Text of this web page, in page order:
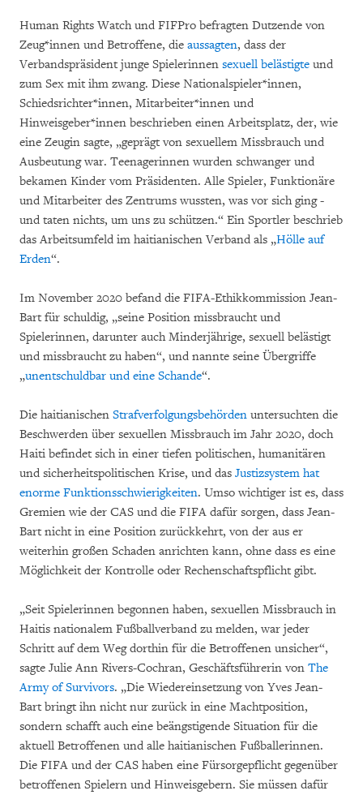
Human Rights Watch und FIFPro befragten Dutzende von
Zeug*innen und Betroffene, die aussagten, dass der
Verbandspräsident junge Spielerinnen sexuell belästigte und
zum Sex mit ihm zwang. Diese Nationalspieler*innen,
Schiedsrichter*innen, Mitarbeiter*innen und
Hinweisgeber*innen beschrieben einen Arbeitsplatz, der, wie
eine Zeugin sagte, „geprägt von sexuellem Missbrauch und
Ausbeutung war. Teenagerinnen wurden schwanger und
bekamen Kinder vom Präsidenten. Alle Spieler, Funktionäre
und Mitarbeiter des Zentrums wussten, was vor sich ging -
und taten nichts, um uns zu schützen.“ Ein Sportler beschrieb
das Arbeitsumfeld im haitianischen Verband als „Hölle auf
Erden“.
Im November 2020 befand die FIFA-Ethikkommission Jean-
Bart für schuldig, „seine Position missbraucht und
Spielerinnen, darunter auch Minderjährige, sexuell belästigt
und missbraucht zu haben“, und nannte seine Übergriffe
„unentschuldbar und eine Schande“.
Die haitianischen Strafverfolgungsbehörden untersuchten die
Beschwerden über sexuellen Missbrauch im Jahr 2020, doch
Haiti befindet sich in einer tiefen politischen, humanitären
und sicherheitspolitischen Krise, und das Justizsystem hat
enorme Funktionsschwierigkeiten. Umso wichtiger ist es, dass
Gremien wie der CAS und die FIFA dafür sorgen, dass Jean-
Bart nicht in eine Position zurückkehrt, von der aus er
weiterhin großen Schaden anrichten kann, ohne dass es eine
Möglichkeit der Kontrolle oder Rechenschaftspflicht gibt.
„Seit Spielerinnen begonnen haben, sexuellen Missbrauch in
Haitis nationalem Fußballverband zu melden, war jeder
Schritt auf dem Weg dorthin für die Betroffenen unsicher“,
sagte Julie Ann Rivers-Cochran, Geschäftsführerin von The
Army of Survivors. „Die Wiedereinsetzung von Yves Jean-
Bart bringt ihn nicht nur zurück in eine Machtposition,
sondern schafft auch eine beängstigende Situation für die
aktuell Betroffenen und alle haitianischen Fußballerinnen.
Die FIFA und der CAS haben eine Fürsorgepflicht gegenüber
betroffenen Spielern und Hinweisgebern. Sie müssen dafür